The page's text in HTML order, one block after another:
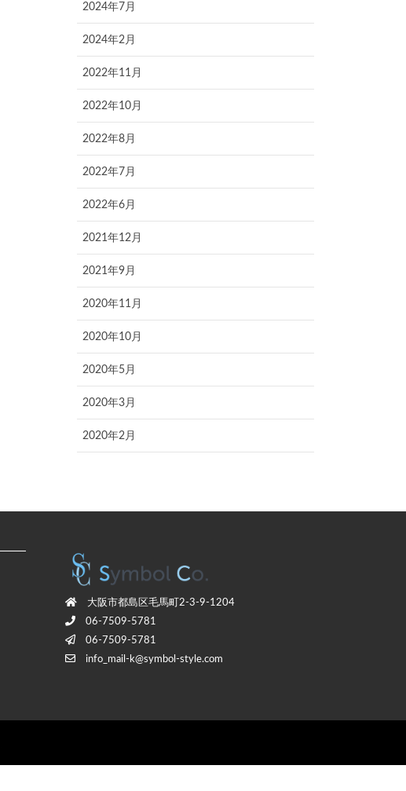
2024年7月
2024年2月
2022年11月
2022年10月
2022年8月
2022年7月
2022年6月
2021年12月
2021年9月
2020年11月
2020年10月
2020年5月
2020年3月
2020年2月
⼤阪市都島区⽑⾺町2-3-9-1204
06-7509-5781
06-7509-5781
info_mail-k@symbol-style.com